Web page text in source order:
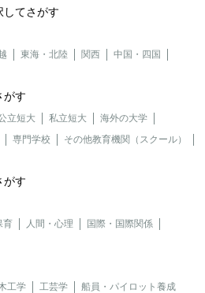
してさがす
東海・北陸 関西
中国・四国
がす
立短大 私立短大
海外の大学
専門学校
その他教育機関（スクール）
がす
育 人間・心理
国際・国際関係
工学 工芸学 船員・パイロット養成